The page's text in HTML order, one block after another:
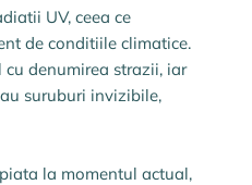
UV, ceea ce
de conditiile climatice.
denumirea strazii, iar
suruburi invizibile,
la momentul actual,